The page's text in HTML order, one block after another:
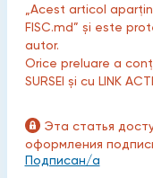
„Acest articol
FISC.md” și este
autor.
Orice preluare a
SURSEI și cu LINK
Эта статья
оформления
Подписан/а